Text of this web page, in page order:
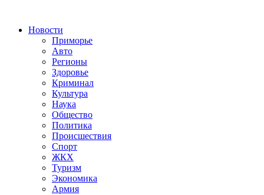
Новости
Приморье
Авто
Регионы
Здоровье
Криминал
Культура
Наука
Общество
Политика
Происшествия
Спорт
ЖКХ
Туризм
Экономика
Армия